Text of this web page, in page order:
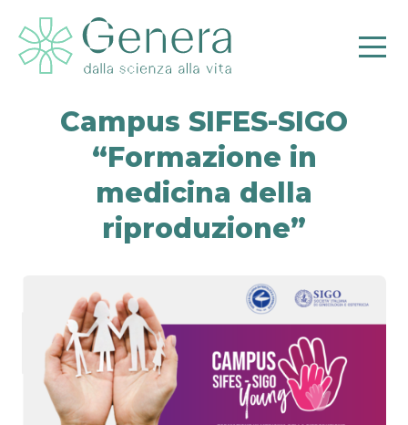
Campus SIFES-SIGO
“Formazione in
medicina della
riproduzione”